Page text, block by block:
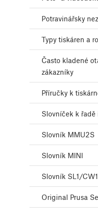
Potravinářsky
Typy tiskáren a
Často kladené
zákazníky
Příručky k
Slovníček k řadě
Slovník MMU2S
Slovník MINI
Slovník SL1/CW1
Original Prusa